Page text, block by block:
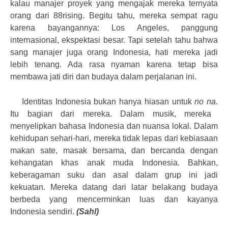
kalau manajer proyek yang mengajak mereka ternyata
orang dari 88rising. Begitu tahu, mereka sempat ragu
karena bayangannya: Los Angeles, panggung
internasional, ekspektasi besar. Tapi setelah tahu bahwa
sang manajer juga orang Indonesia, hati mereka jadi
lebih tenang. Ada rasa nyaman karena tetap bisa
membawa jati diri dan budaya dalam perjalanan ini.
Identitas Indonesia bukan hanya hiasan untukno na.
Itu bagian dari mereka. Dalam musik, mereka
menyelipkan bahasa Indonesia dan nuansa lokal. Dalam
kehidupan sehari-hari, mereka tidak lepas dari kebiasaan
makan sate, masak bersama, dan bercanda dengan
kehangatan khas anak muda Indonesia. Bahkan,
keberagaman suku dan asal dalam grup ini jadi
kekuatan. Mereka datang dari latar belakang budaya
berbeda yang mencerminkan luas dan kayanya
Indonesia sendiri. (Sahl)